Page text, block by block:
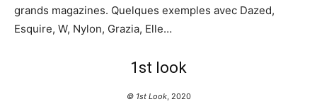
grands magazines. Quelques exemples avec Dazed,
Esquire, W, Nylon, Grazia, Elle…
1st look
© 1st Look, 2020